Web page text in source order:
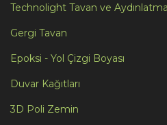
Technolight Tavan ve
Gergi Tavan
Epoksi - Yol Çizgi Boyası
Duvar Kağıtları
3D Poli Zemin